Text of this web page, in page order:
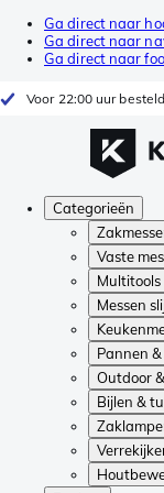
Ga direct naar
Ga direct naar
Ga direct naar
Voor 22:00 uur
Categorieën
Vaste
Multitools
Messen
Pannen
Outdoor
Bijlen &